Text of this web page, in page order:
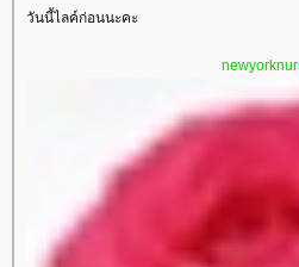
วันนี้ไลค์ก่อนนะคะ